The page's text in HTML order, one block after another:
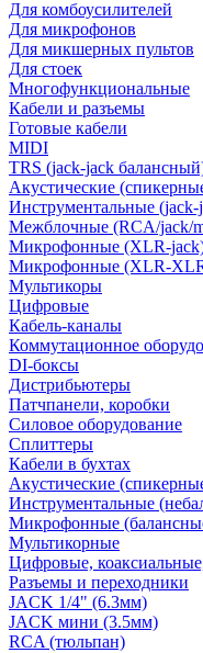
Для комбоусилителей
Для микрофонов
Для микшерных пультов
Для стоек
Многофункциональные
Кабели и разъемы
Готовые кабели
MIDI
TRS (jack-jack
Акустические
Инструментальные (jack-
Межблочные (RCA/jack/
Микрофонные (XLR-
Микрофонные (XLR-
Мультикоры
Цифровые
Кабель-каналы
Коммутационное
DI-боксы
Дистрибьютеры
Патчпанели, коробки
Силовое оборудование
Сплиттеры
Кабели в бухтах
Акустические
Инструментальные
Микрофонные
Мультикорные
Цифровые,
Разъемы и переходники
JACK 1/4" (6.3мм)
JACK мини (3.5мм)
RCA (тюльпан)